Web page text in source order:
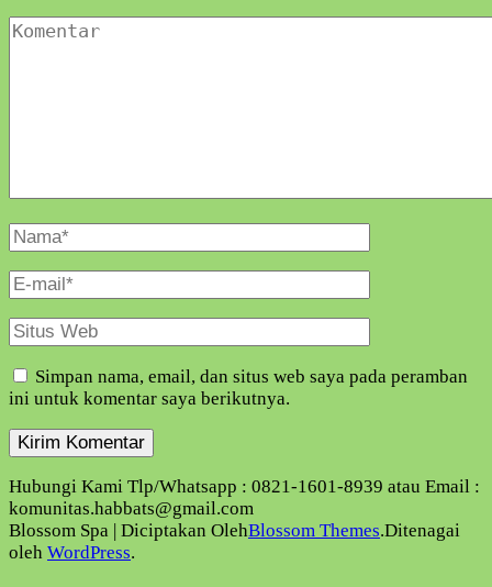
Komentar
Nama
Lengkap
E-
Mail
Situs
Web
Simpan nama, email, dan situs web saya pada peramban
ini untuk komentar saya berikutnya.
Hubungi Kami Tlp/Whatsapp : 0821-1601-8939 atau Email :
komunitas.habbats@gmail.com
Blossom Spa | Diciptakan OlehBlossom Themes.Ditenagai
oleh WordPress.